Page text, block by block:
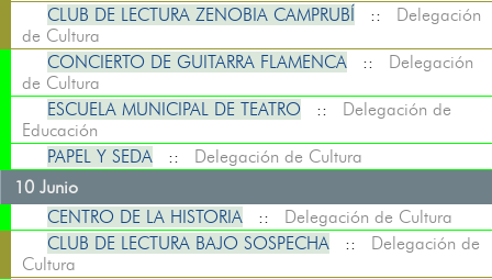
CLUB DE LECTURA ZENOBIA CAMPRUBÍ :: Delegación
de Cultura
CONCIERTO DE GUITARRA FLAMENCA :: Delegación
de Cultura
ESCUELA MUNICIPAL DE TEATRO :: Delegación de
Educación
PAPEL Y SEDA :: Delegación de Cultura
10 Junio
CENTRO DE LA HISTORIA :: Delegación de Cultura
CLUB DE LECTURA BAJO SOSPECHA :: Delegación de
Cultura